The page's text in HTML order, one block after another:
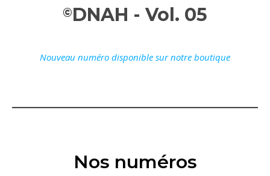
©DNAH - Vol. 05
Nouveau numéro disponible sur notre boutique
Nos numéros